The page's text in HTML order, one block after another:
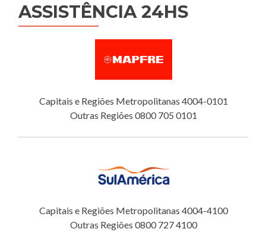
ASSISTÊNCIA 24HS
Capitais e Regiões Metropolitanas 4004-0101
Outras Regiões 0800 705 0101
Capitais e Regiões Metropolitanas 4004-4100
Outras Regiões 0800 727 4100